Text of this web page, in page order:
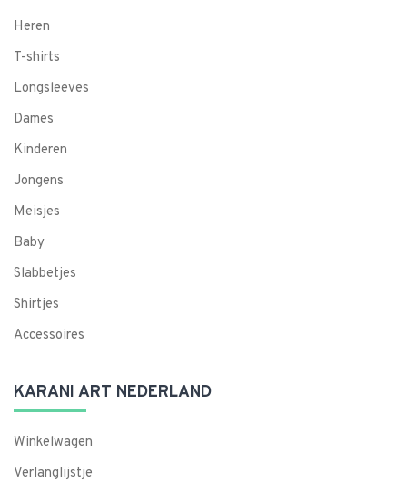
Heren
T-shirts
Longsleeves
Dames
Kinderen
Jongens
Meisjes
Baby
Slabbetjes
Shirtjes
Accessoires
KARANI ART NEDERLAND
Winkelwagen
Verlanglijstje